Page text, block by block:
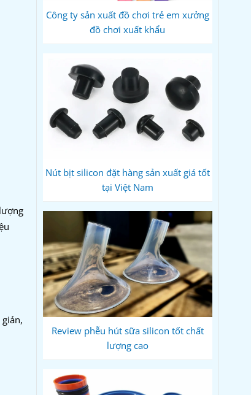
Công ty sản xuất đồ chơi trẻ em xưởng
đồ chơi xuất khẩu
Nút bịt silicon đặt hàng sản xuất giá tốt
tại Việt Nam
Review phễu hút sữa silicon tốt chất
lượng cao